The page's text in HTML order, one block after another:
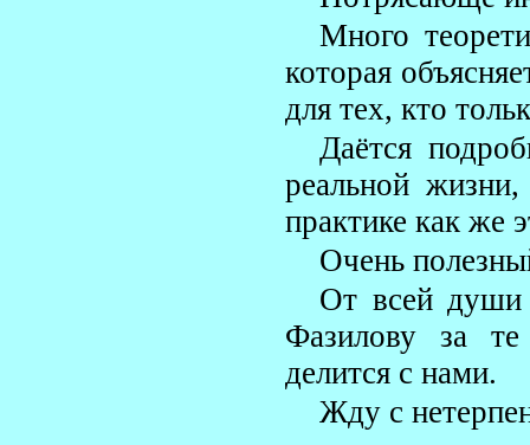
Много
которая
для тех, кто
Даётся
реальной
практике как же
Очень
От всей
Фазилову за
делится с нами.
Жду с